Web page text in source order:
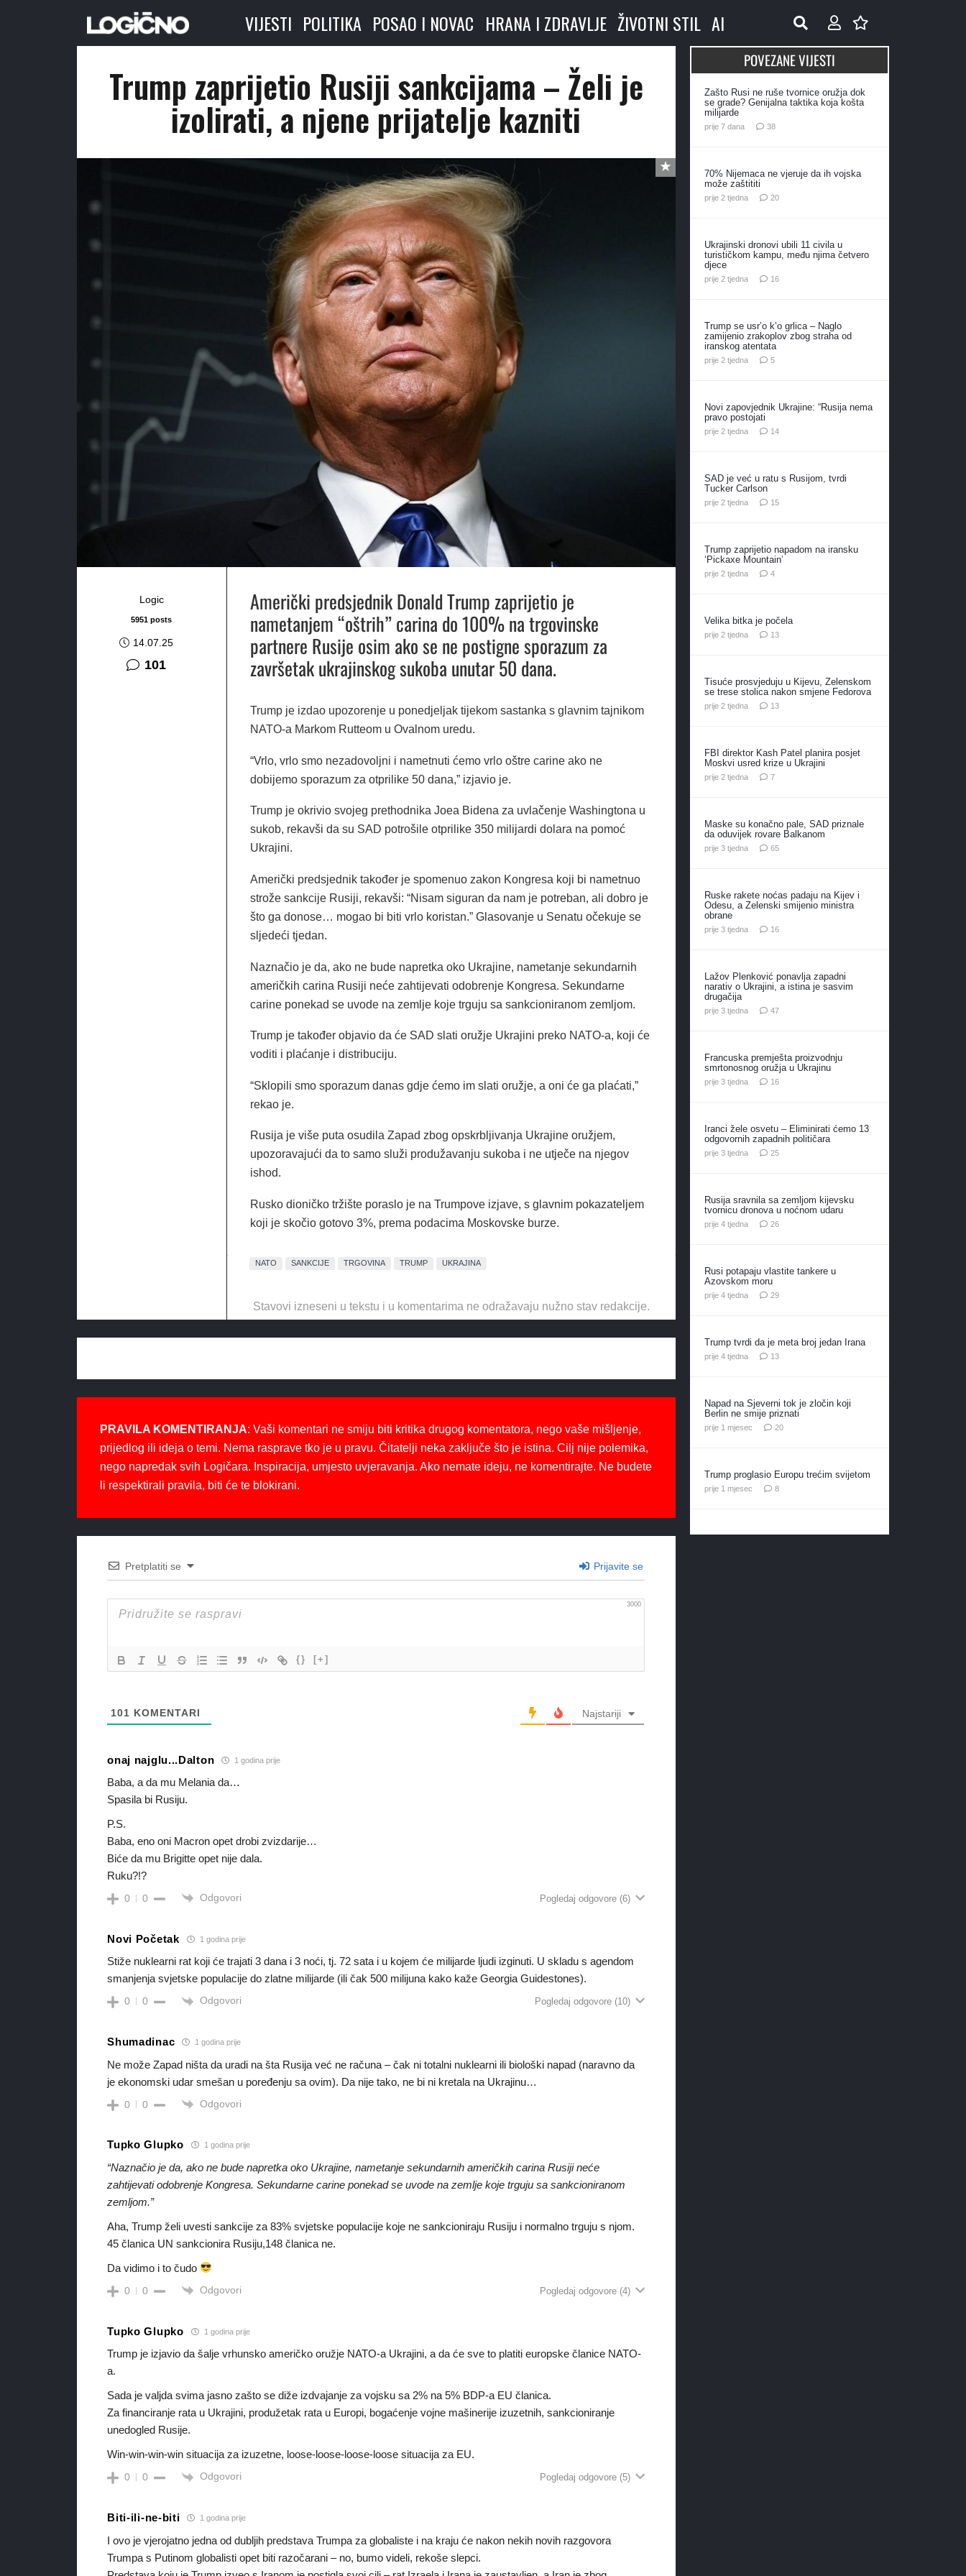
VIJESTI POLITIKA POSAO I NOVAC HRANA I ZDRAVLJE ŽIVOTNI STIL AI
Trump zaprijetio Rusiji sankcijama – Želi je
izolirati, a njene prijatelje kazniti
Logic
5951 posts
14.07.25
101
Američki predsjednik Donald Trump zaprijetio je
nametanjem “oštrih” carina do 100% na trgovinske
partnere Rusije osim ako se ne postigne sporazum za
završetak ukrajinskog sukoba unutar 50 dana.
Trump je izdao upozorenje u ponedjeljak tijekom sastanka s glavnim tajnikom
NATO-a Markom Rutteom u Ovalnom uredu.
“Vrlo, vrlo smo nezadovoljni i nametnuti ćemo vrlo oštre carine ako ne
dobijemo sporazum za otprilike 50 dana,” izjavio je.
Trump je okrivio svojeg prethodnika Joea Bidena za uvlačenje Washingtona u
sukob, rekavši da su SAD potrošile otprilike 350 milijardi dolara na pomoć
Ukrajini.
Američki predsjednik također je spomenuo zakon Kongresa koji bi nametnuo
strože sankcije Rusiji, rekavši: “Nisam siguran da nam je potreban, ali dobro je
što ga donose… mogao bi biti vrlo koristan.” Glasovanje u Senatu očekuje se
sljedeći tjedan.
Naznačio je da, ako ne bude napretka oko Ukrajine, nametanje sekundarnih
američkih carina Rusiji neće zahtijevati odobrenje Kongresa. Sekundarne
carine ponekad se uvode na zemlje koje trguju sa sankcioniranom zemljom.
Trump je također objavio da će SAD slati oružje Ukrajini preko NATO-a, koji će
voditi i plaćanje i distribuciju.
“Sklopili smo sporazum danas gdje ćemo im slati oružje, a oni će ga plaćati,”
rekao je.
Rusija je više puta osudila Zapad zbog opskrbljivanja Ukrajine oružjem,
upozoravajući da to samo služi produžavanju sukoba i ne utječe na njegov
ishod.
Rusko dioničko tržište poraslo je na Trumpove izjave, s glavnim pokazateljem
koji je skočio gotovo 3%, prema podacima Moskovske burze.
NATO SANKCIJE TRGOVINA TRUMP UKRAJINA
Stavovi izneseni u tekstu i u komentarima ne odražavaju nužno stav redakcije.
PRAVILA KOMENTIRANJA: Vaši komentari ne smiju biti kritika drugog komentatora, nego vaše mišljenje,
prijedlog ili ideja o temi. Nema rasprave tko je u pravu. Čitatelji neka zaključe što je istina. Cilj nije polemika,
nego napredak svih Logičara. Inspiracija, umjesto uvjeravanja. Ako nemate ideju, ne komentirajte. Ne budete
li respektirali pravila, biti će te blokirani.
Pretplatiti se Prijavite se
3000
{} [+]
101 KOMENTARI Najstariji
onaj najglu...Dalton 1 godina prije
Baba, a da mu Melania da…
Spasila bi Rusiju.
P.S.
Baba, eno oni Macron opet drobi zvizdarije…
Biće da mu Brigitte opet nije dala.
Ruku?!?
0 0 Odgovori Pogledaj odgovore (6)
Novi Početak 1 godina prije
Stiže nuklearni rat koji će trajati 3 dana i 3 noći, tj. 72 sata i u kojem će milijarde ljudi izginuti. U skladu s agendom
smanjenja svjetske populacije do zlatne milijarde (ili čak 500 milijuna kako kaže Georgia Guidestones).
0 0 Odgovori Pogledaj odgovore (10)
Shumadinac 1 godina prije
Ne može Zapad ništa da uradi na šta Rusija već ne računa – čak ni totalni nuklearni ili biološki napad (naravno da
je ekonomski udar smešan u poređenju sa ovim). Da nije tako, ne bi ni kretala na Ukrajinu…
0 0 Odgovori
Tupko Glupko 1 godina prije
“Naznačio je da, ako ne bude napretka oko Ukrajine, nametanje sekundarnih američkih carina Rusiji neće
zahtijevati odobrenje Kongresa. Sekundarne carine ponekad se uvode na zemlje koje trguju sa sankcioniranom
zemljom.”
Aha, Trump želi uvesti sankcije za 83% svjetske populacije koje ne sankcioniraju Rusiju i normalno trguju s njom.
45 članica UN sankcionira Rusiju,148 članica ne.
Da vidimo i to čudo
0 0 Odgovori Pogledaj odgovore (4)
Tupko Glupko 1 godina prije
Trump je izjavio da šalje vrhunsko američko oružje NATO-a Ukrajini, a da će sve to platiti europske članice NATO-
a.
Sada je valjda svima jasno zašto se diže izdvajanje za vojsku sa 2% na 5% BDP-a EU članica.
Za financiranje rata u Ukrajini, produžetak rata u Europi, bogaćenje vojne mašinerije izuzetnih, sankcioniranje
unedogled Rusije.
Win-win-win-win situacija za izuzetne, loose-loose-loose-loose situacija za EU.
0 0 Odgovori Pogledaj odgovore (5)
Biti-ili-ne-biti 1 godina prije
I ovo je vjerojatno jedna od dubljih predstava Trumpa za globaliste i na kraju će nakon nekih novih razgovora
Trumpa s Putinom globalisti opet biti razočarani – no, bumo videli, rekoše slepci.
POVEZANE VIJESTI
Zašto Rusi ne ruše tvornice oružja dok
se grade? Genijalna taktika koja košta
milijarde
prije 7 dana 38komentara
70% Nijemaca ne vjeruje da ih vojska
može zaštititi
prije 2 tjedna 20komentara
Ukrajinski dronovi ubili 11 civila u
turističkom kampu, među njima četvero
djece
prije 2 tjedna 16komentara
Trump se usr’o k’o grlica – Naglo
zamijenio zrakoplov zbog straha od
iranskog atentata
prije 2 tjedna 5komentara
Novi zapovjednik Ukrajine: “Rusija nema
pravo postojati
prije 2 tjedna 14komentara
SAD je već u ratu s Rusijom, tvrdi
Tucker Carlson
prije 2 tjedna 15komentara
Trump zaprijetio napadom na iransku
‘Pickaxe Mountain’
prije 2 tjedna 4komentara
Velika bitka je počela
prije 2 tjedna 13komentara
Tisuće prosvjeduju u Kijevu, Zelenskom
se trese stolica nakon smjene Fedorova
prije 2 tjedna 13komentara
FBI direktor Kash Patel planira posjet
Moskvi usred krize u Ukrajini
prije 2 tjedna 7komentara
Maske su konačno pale, SAD priznale
da oduvijek rovare Balkanom
prije 3 tjedna 65komentara
Ruske rakete noćas padaju na Kijev i
Odesu, a Zelenski smijenio ministra
obrane
prije 3 tjedna 16komentara
Lažov Plenković ponavlja zapadni
narativ o Ukrajini, a istina je sasvim
drugačija
prije 3 tjedna 47komentara
Francuska premješta proizvodnju
smrtonosnog oružja u Ukrajinu
prije 3 tjedna 16komentara
Iranci žele osvetu – Eliminirati ćemo 13
odgovornih zapadnih političara
prije 3 tjedna 25komentara
Rusija sravnila sa zemljom kijevsku
tvornicu dronova u noćnom udaru
prije 4 tjedna 26komentara
Rusi potapaju vlastite tankere u
Azovskom moru
prije 4 tjedna 29komentara
Trump tvrdi da je meta broj jedan Irana
prije 4 tjedna 13komentara
Napad na Sjeverni tok je zločin koji
Berlin ne smije priznati
prije 1 mjesec 20komentara
Trump proglasio Europu trećim svijetom
prije 1 mjesec 8komentara